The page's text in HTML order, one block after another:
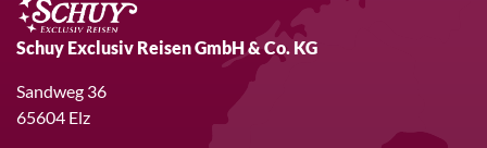
Schuy Exclusiv Reisen GmbH & Co. KG
Sandweg 36
65604 Elz